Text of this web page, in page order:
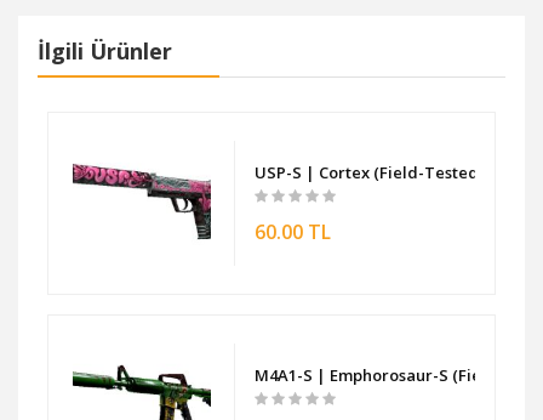
İlgili Ürünler
USP-S | Cortex (Field-Tested)
60.00 TL
M4A1-S | Emphorosaur-S (Field-